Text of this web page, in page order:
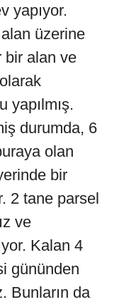
yapıyor.
üzerine
bir alan ve
yapılmış.
durumda, 6
olan
bir
2 tane parsel
ve
Kalan 4
gününden
Bunların da